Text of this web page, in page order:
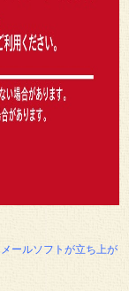
メールソフトが立ち上が